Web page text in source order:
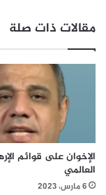
مقالات ذات صلة
الإخوان على قوائم
العالمي
6 مارس، 2023